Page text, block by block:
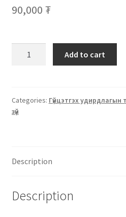
90,000 ₮
Add to cart
Categories: Гүйцэтгэх удирдлагын
зүй
Description
Description